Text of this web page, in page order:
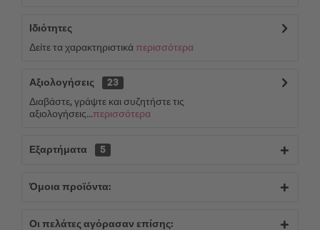
Ιδιότητες
Δείτε τα χαρακτηριστικά περισσότερα
Αξιολογήσεις
23
Διαβάστε, γράψτε και συζητήστε τις
αξιολογήσεις...περισσότερα
Εξαρτήματα 5
Όμοια προϊόντα:
Οι πελάτες αγόρασαν επίσης: